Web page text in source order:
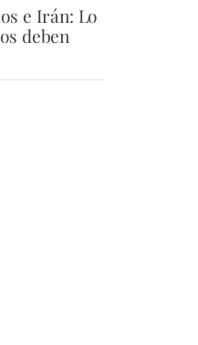
e Irán: Lo
deben